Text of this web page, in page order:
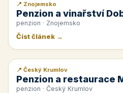
📰 PR článek
📍 Znojemsko
Penzion a vinařství
penzion · Znojemsko
Číst článek →
📰 PR článek
📍 Český Krumlov
Penzion a restaurace
penzion · Český Krumlov